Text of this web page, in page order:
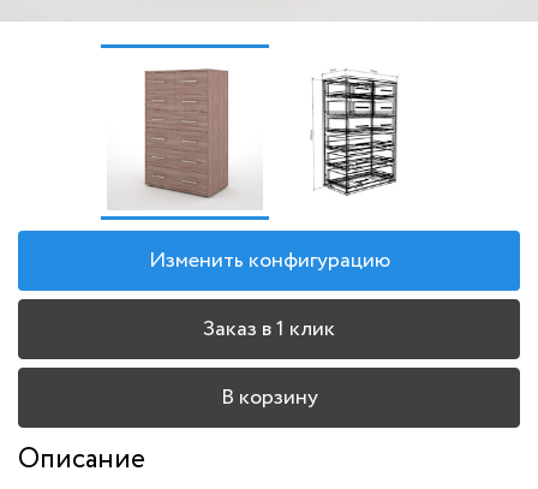
Изменить конфигурацию
Заказ в 1 клик
В корзину
Описание